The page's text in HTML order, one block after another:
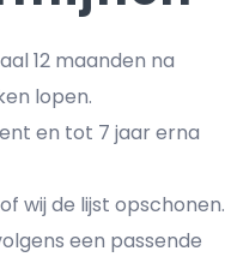
12 maanden na
lopen.
en tot 7 jaar erna
wij de lijst opschonen.
een passende